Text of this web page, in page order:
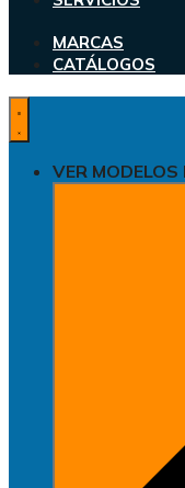
MARCAS
CATÁLOGOS
VER MODELOS